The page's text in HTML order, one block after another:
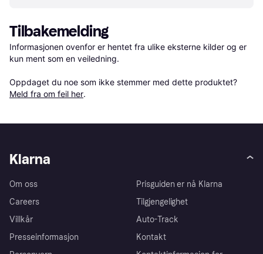
Tilbakemelding
Informasjonen ovenfor er hentet fra ulike eksterne kilder og er
kun ment som en veiledning.
Oppdaget du noe som ikke stemmer med dette produktet?
Meld fra om feil her.
Klarna
Om oss
Careers
Villkår
Presseinformasjon
Prisguiden er nå Klarna
Tilgjengelighet
Auto-Track
Kontakt